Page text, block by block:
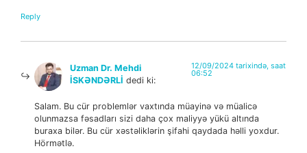
Reply
Uzman Dr. Mehdi
İSKƏNDƏRLİ dedi ki:
12/09/2024 tarixində, saat
06:52
Salam. Bu cür problemlər vaxtında müayinə və müalicə
olunmazsa fəsadları sizi daha çox maliyyə yükü altında
buraxa bilər. Bu cür xəstəliklərin şifahi qaydada həlli yoxdur.
Hörmətlə.